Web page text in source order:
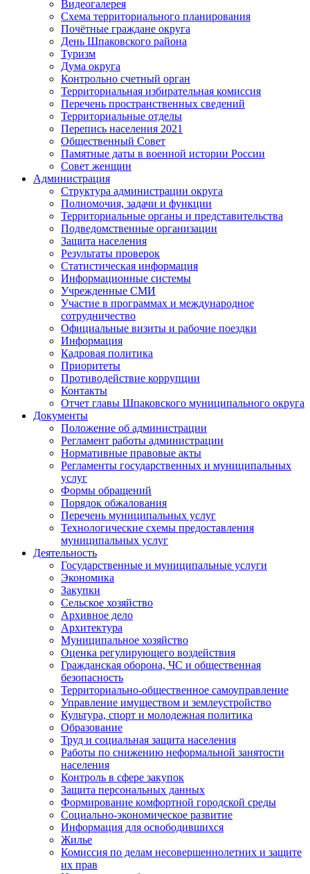
Видеогалерея
Схема территориального планирования
Почётные граждане округа
День Шпаковского района
Туризм
Дума округа
Контрольно счетный орган
Территориальная избирательная комиссия
Перечень пространственных сведений
Территориальные отделы
Перепись населения 2021
Общественный Совет
Памятные даты в военной истории России
Совет женщин
Администрация
Структура администрации округа
Полномочия, задачи и функции
Территориальные органы и представительства
Подведомственные организации
Защита населения
Результаты проверок
Статистическая информация
Информационные системы
Учрежденные СМИ
Участие в программах и международное
сотрудничество
Официальные визиты и рабочие поездки
Информация
Кадровая политика
Приоритеты
Противодействие коррупции
Контакты
Отчет главы Шпаковского муниципального округа
Документы
Положение об администрации
Регламент работы администрации
Нормативные правовые акты
Регламенты государственных и муниципальных
услуг
Формы обращений
Порядок обжалования
Перечень муниципальных услуг
Технологические схемы предоставления
муниципальных услуг
Деятельность
Государственные и муниципальные услуги
Экономика
Закупки
Сельское хозяйство
Архивное дело
Архитектура
Муниципальное хозяйство
Оценка регулирующего воздействия
Гражданская оборона, ЧС и общественная
безопасность
Территориально-общественное самоуправление
Управление имуществом и землеустройство
Культура, спорт и молодежная политика
Образование
Труд и социальная защита населения
Работы по снижению неформальной занятости
населения
Контроль в сфере закупок
Защита персональных данных
Формирование комфортной городской среды
Социально-экономическое развитие
Информация для освободившихся
Жилье
Комиссия по делам несовершеннолетних и защите
их прав